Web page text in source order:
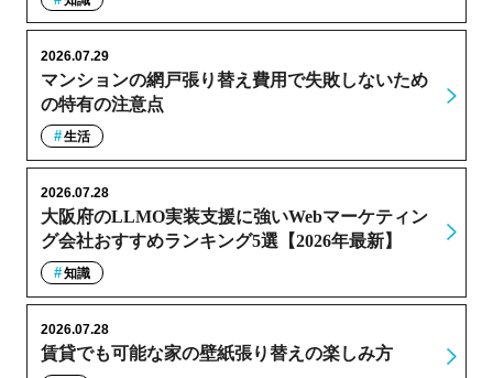
マンションの網戸張り替え費用で失敗しないため
の特有の注意点
2026.07.29
生活
大阪府のLLMO実装支援に強いWebマーケティン
グ会社おすすめランキング5選【2026年最新】
2026.07.28
知識
賃貸でも可能な家の壁紙張り替えの楽しみ方
2026.07.28